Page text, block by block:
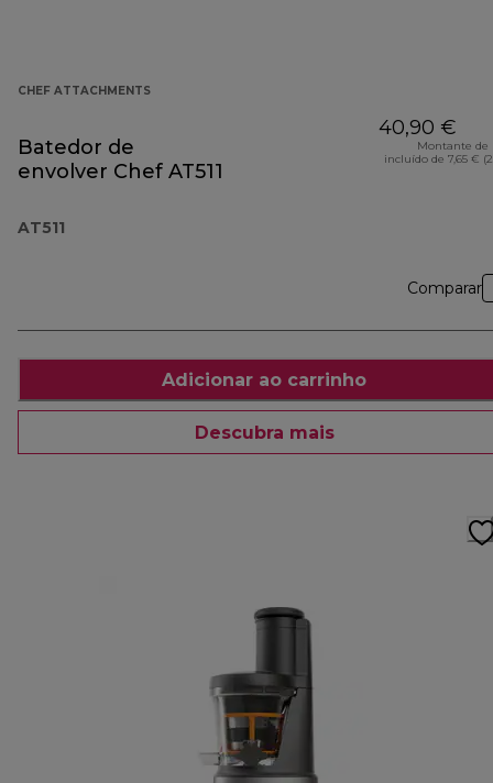
CHEF ATTACHMENTS
Batedor de
envolver Chef AT511
AT511
40,90 €
Montante de
incluído de 7,65 €
Comparar
Adicionar ao carrinho
Descubra mais